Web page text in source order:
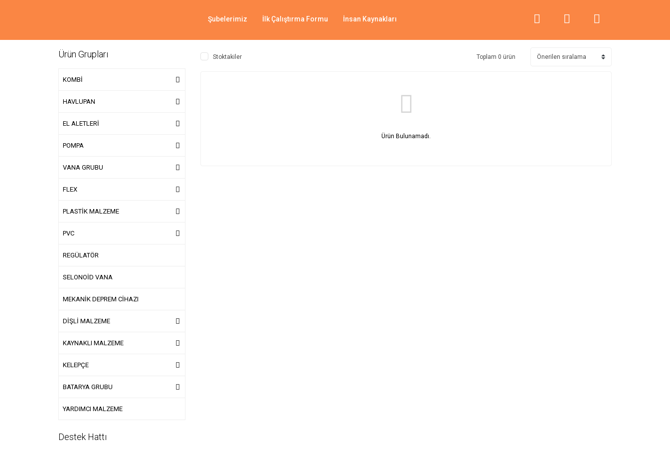
Şubelerimiz İlk Çalıştırma Formu İnsan Kaynakları
Ürün Grupları
KOMBİ
HAVLUPAN
EL ALETLERİ
POMPA
VANA GRUBU
FLEX
PLASTİK MALZEME
PVC
REGÜLATÖR
SELONOİD VANA
MEKANİK DEPREM CİHAZI
DİŞLİ MALZEME
KAYNAKLI MALZEME
KELEPÇE
BATARYA GRUBU
YARDIMCI MALZEME
Destek Hattı
Stoktakiler Toplam 0 ürün
Ürün Bulunamadı.